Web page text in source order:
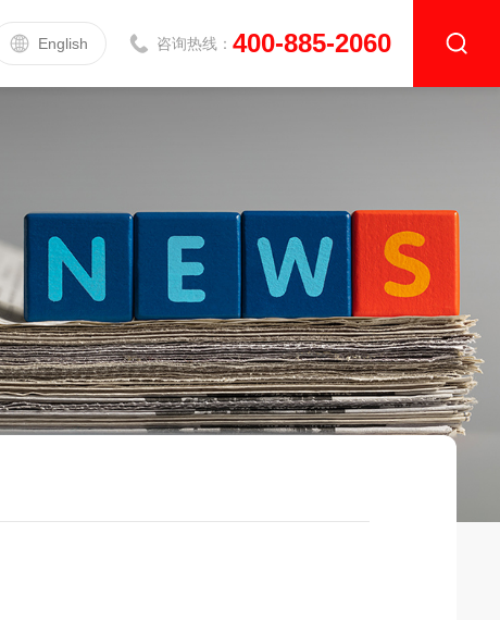
咨询热线： 400-885-2060
English
升级款|DZDR-AS系列
基础款|DZDR-S系列
介电常数测试仪